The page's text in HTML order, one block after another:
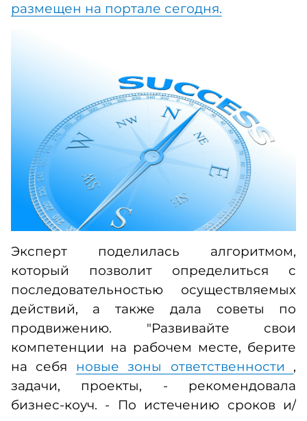
размещен на портале сегодня.
Эксперт поделилась алгоритмом,
который позволит определиться с
последовательностью осуществляемых
действий, а также дала советы по
продвижению. "Развивайте свои
компетенции на рабочем месте, берите
на себя новые зоны ответственности ,
задачи, проекты, - рекомендовала
бизнес-коуч. - По истечению сроков и/